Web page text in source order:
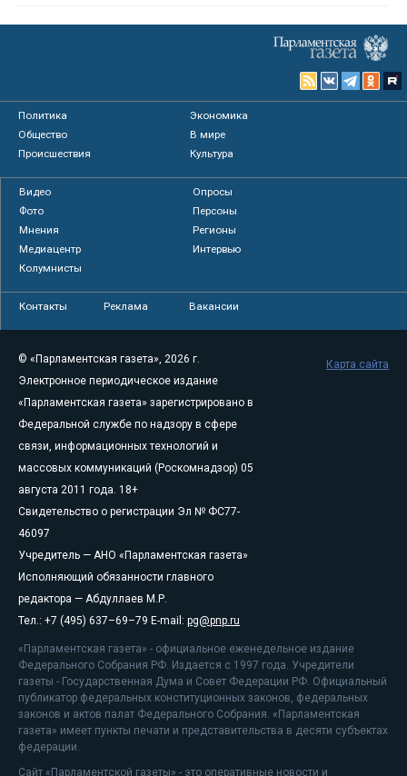
Политика
Экономика
Общество
В мире
Происшествия
Культура
Видео
Опросы
Фото
Персоны
Мнения
Регионы
Медиацентр
Интервью
Колумнисты
Контакты Реклама Вакансии
© «Парламентская газета», 2026 г.
Электронное периодическое издание
«Парламентская газета» зарегистрировано в
Федеральной службе по надзору в сфере
связи, информационных технологий и
массовых коммуникаций (Роскомнадзор) 05
августа 2011 года. 18+
Свидетельство о регистрации Эл № ФС77-
46097
Учредитель — АНО «Парламентская газета»
Исполняющий обязанности главного
редактора — Абдуллаев М.Р.
Тел.: +7 (495) 637–69–79 E-mail: pg@pnp.ru
«Парламентская газета» - официальное еженедельное издание
Федерального Собрания РФ. Издается с 1997 года. Учредители
газеты - Государственная Дума и Совет Федерации РФ. Официальный
публикатор федеральных конституционных законов, федеральных
законов и актов палат Федерального Собрания. «Парламентская
газета» имеет пункты печати и представительства в десяти субъектах
федерации.
Сайт «Парламентской газеты» - это оперативные новости и
Карта сайта